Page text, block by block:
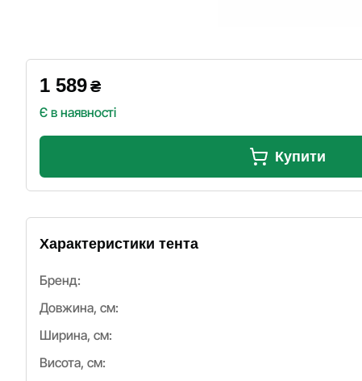
1 589₴
Є в наявності
Купити
Характеристики тента
Бренд:
Довжина, см:
Ширина, см:
Висота, см: